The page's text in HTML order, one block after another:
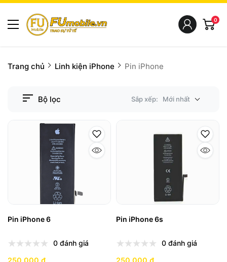
0
Trang chủ Linh kiện iPhone Pin iPhone
Bộ lọc Sắp xếp: Mới nhất
Pin iPhone 6
0 đánh giá
250,000 đ
Pin iPhone 6s
0 đánh giá
250,000 đ